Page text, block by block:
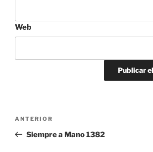
Web
entradas
Entrada
anterior:
ANTERIOR
Siempre a Mano 1382